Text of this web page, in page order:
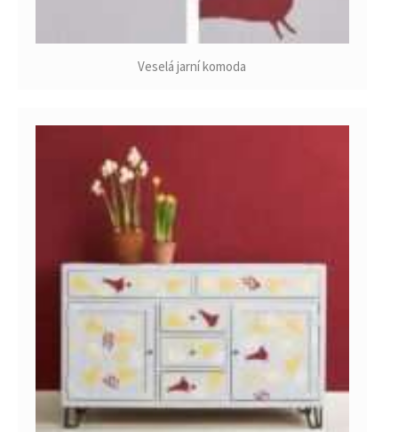
Veselá jarní komoda